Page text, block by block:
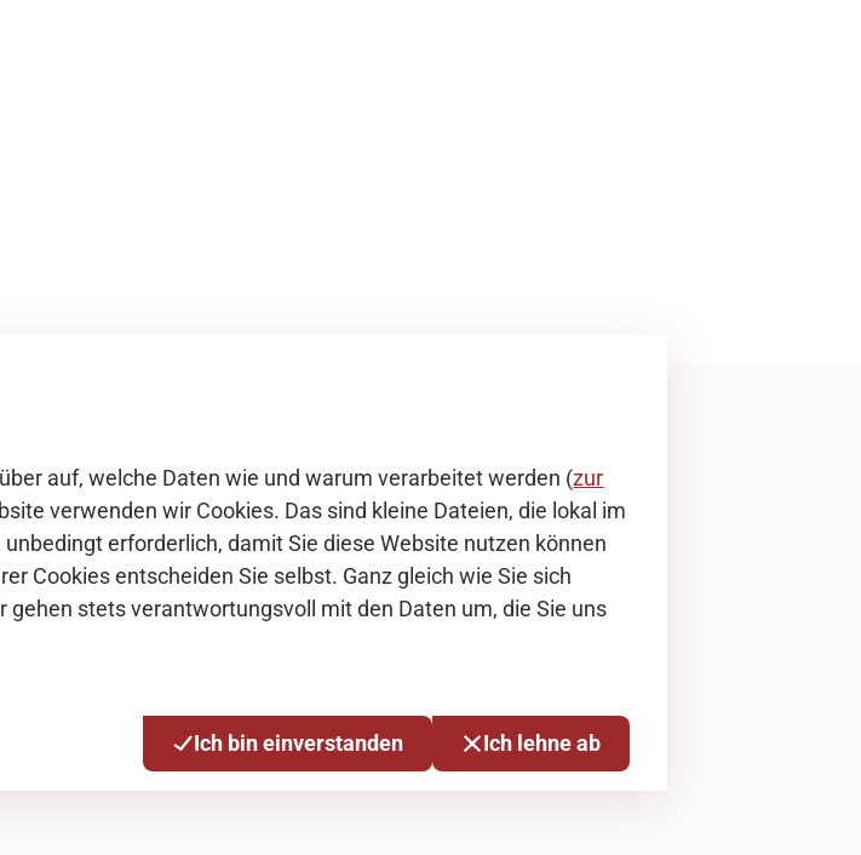
auf, welche Daten wie und warum verarbeitet werden (zur
verwenden wir Cookies. Das sind kleine Dateien, die lokal im
erforderlich, damit Sie diese Website nutzen können
Cookies entscheiden Sie selbst. Ganz gleich wie Sie sich
stets verantwortungsvoll mit den Daten um, die Sie uns
Ich bin einverstanden Ich lehne ab